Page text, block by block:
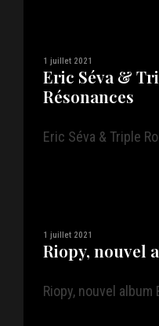
1 juillet 2021
Eric Séva &
Résonances
Eric Séva & Triple
1 juillet 2021
Riopy, nouvel
Riopy, nouvel album